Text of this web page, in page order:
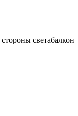
светабалкон